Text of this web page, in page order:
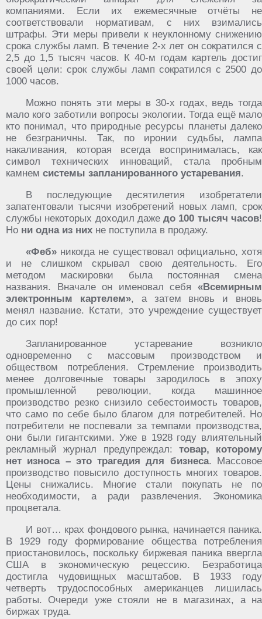
компаниями. Если их ежемесячные отчёты не
соответствовали нормативам, с них взимались
штрафы. Эти меры привели к неуклонному снижению
срока службы ламп. В течение 2-х лет он сократился с
2,5 до 1,5 тысяч часов. К 40-м годам картель достиг
своей цели: срок службы ламп сократился с 2500 до
1000 часов.
Можно понять эти меры в 30-х годах, ведь тогда
мало кого заботили вопросы экологии. Тогда ещё мало
кто понимал, что природные ресурсы планеты далеко
не безграничны. Так, по иронии судьбы, лампа
накаливания, которая всегда воспринималась, как
символ технических инноваций, стала пробным
камнем системы запланированного устаревания.
В последующие десятилетия изобретатели
запатентовали тысячи изобретений новых ламп, срок
службы некоторых доходил дажедо 100 тысяч часов!
Но ни одна из них не поступила в продажу.
«Феб» никогда не существовал официально, хотя
и не слишком скрывал свою деятельность. Его
методом маскировки была постоянная смена
названия. Вначале он именовал себя «Всемирным
электронным картелем», а затем вновь и вновь
менял название. Кстати, это учреждение существует
до сих пор!
Запланированное устаревание возникло
одновременно с массовым производством и
обществом потребления. Стремление производить
менее долговечные товары зародилось в эпоху
промышленной революции, когда машинное
производство резко снизило себестоимость товаров,
что само по себе было благом для потребителей. Но
потребители не поспевали за темпами производства,
они были гигантскими. Уже в 1928 году влиятельный
рекламный журнал предупреждал: товар, которому
нет износа – это трагедия для бизнеса. Массовое
производство повысило доступность многих товаров.
Цены снижались. Многие стали покупать не по
необходимости, а ради развлечения. Экономика
процветала.
И вот… крах фондового рынка, начинается паника.
В 1929 году формирование общества потребления
приостановилось, поскольку биржевая паника ввергла
США в экономическую рецессию. Безработица
достигла чудовищных масштабов. В 1933 году
четверть трудоспособных американцев лишилась
работы. Очереди уже стояли не в магазинах, а на
биржах труда.